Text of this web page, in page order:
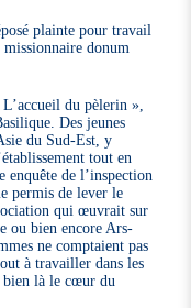
plainte pour travail
donum
du pèlerin »,
Des jeunes
du Sud-Est, y
tout en
enquête de l’inspection
permis de lever le
qui œuvrait sur
ou bien encore Ars-
ne comptaient pas
à travailler dans les
bien là le cœur du